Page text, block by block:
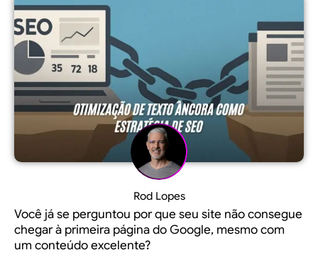
Rod Lopes
Você já se perguntou por que seu site não consegue
chegar à primeira página do Google, mesmo com
um conteúdo excelente?